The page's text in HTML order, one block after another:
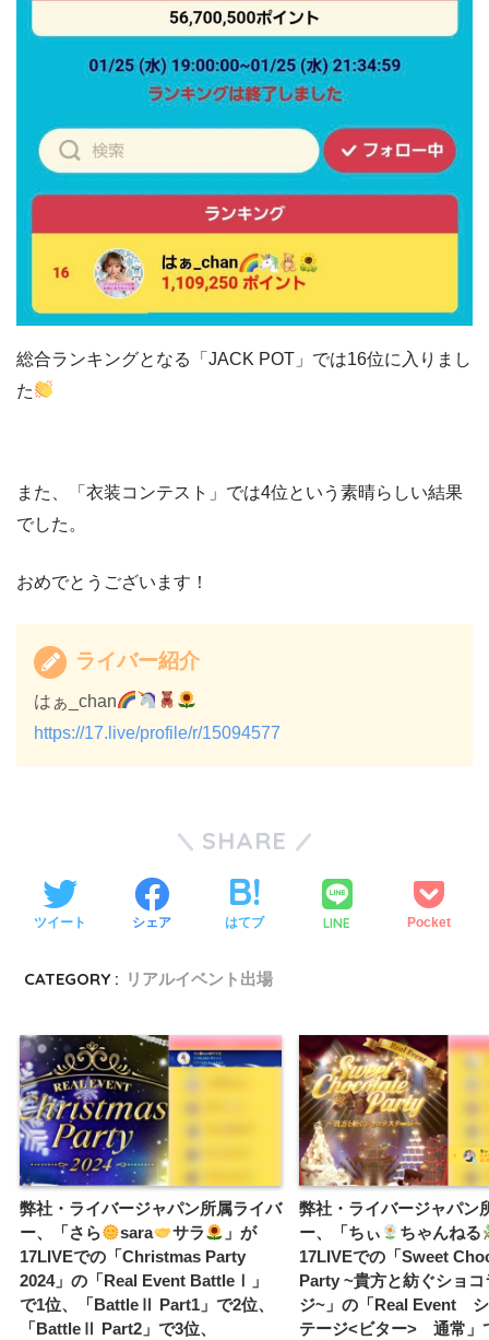
総合ランキングとなる「JACK POT」では16位に入りまし
た
また、「衣装コンテスト」では4位という素晴らしい結果
でした。
おめでとうございます！
ライバー紹介
はぁ_chan
https://17.live/profile/r/15094577
SHARE
ツイート シェア はてブ LINE Pocket
CATEGORY : リアルイベント出場
弊社・ライバージャパン所属ライバ
ー、「さら
sara サラ
」が
17LIVEでの「Christmas Party
2024」の「Real Event BattleⅠ」
で1位、「BattleⅡ Part1」で2位、
「BattleⅡ Part2」で3位、
弊社・ライバージャパン
ー、「ちぃ
ちゃんねる
17LIVEでの「Sweet
Party ~貴方と紡ぐショコ
ジ~」の「Real Event
テージ<ビター> 通常」